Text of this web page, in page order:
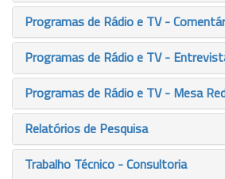
Programas de Rádio e TV -
Programas de Rádio e TV -
Programas de Rádio e TV - Mesa
Relatórios de Pesquisa
Trabalho Técnico - Consultoria